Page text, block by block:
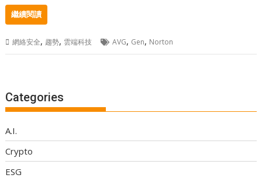
繼續閱讀
網絡安全, 趨勢, 雲端科技 AVG, Gen, Norton
Categories
A.I.
Crypto
ESG